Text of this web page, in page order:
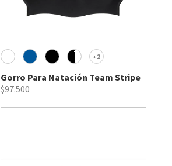
+2
Gorro Para Natación Team Stripe
$97.500